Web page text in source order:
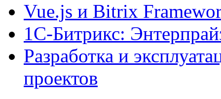
Vue.js и Bitrix
1С-Битрикс:
Разработка и
проектов